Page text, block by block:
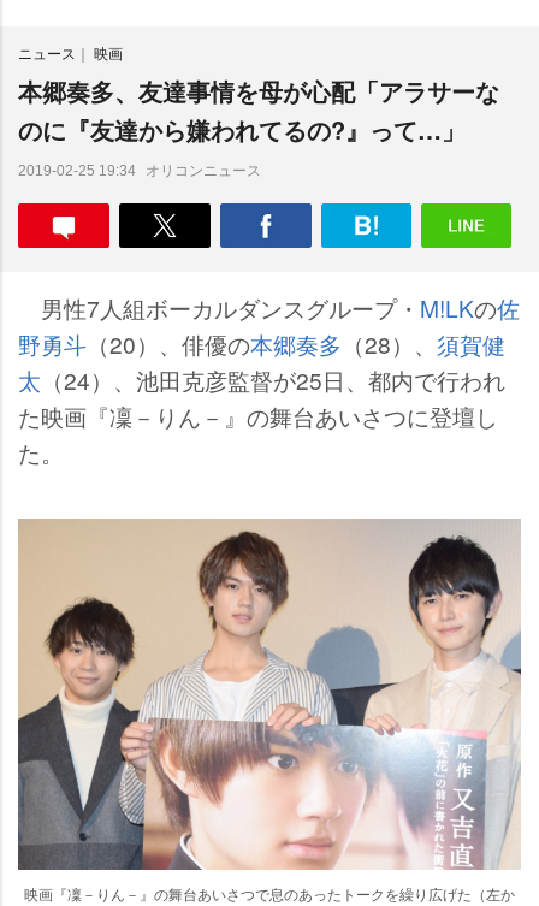
e
ニュース 映画
本郷奏多、友達事情を母が心配「アラサーな
のに『友達から嫌われてるの?』って…」
2019-02-25 19:34 オリコンニュース
男性7人組ボーカルダンスグループ・ M!LKの佐
野勇斗 （20）、俳優の本郷奏多 （28）、 須賀健
太 （24）、池田克彦監督が25日、都内で行われ
た映画『凜－りん－』の舞台あいさつに登壇し
た。
映画『凜－りん－』の舞台あいさつで息のあったトークを繰り広げた（左か